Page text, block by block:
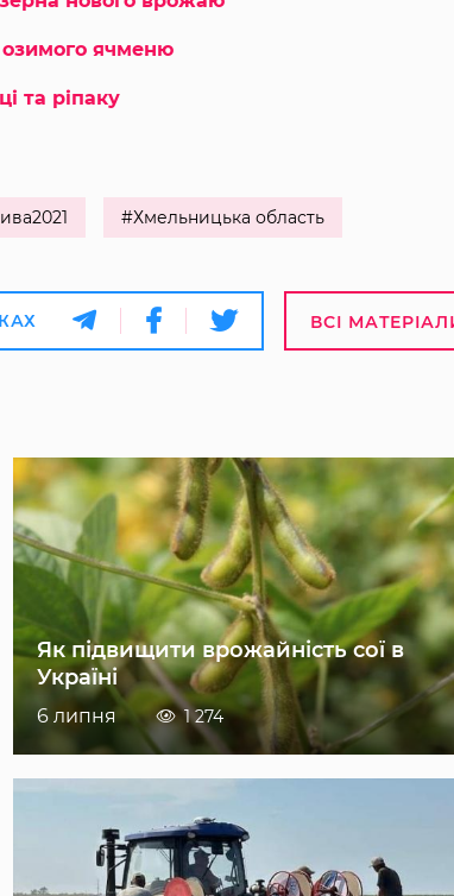
озимого ячменю
та ріпаку
#Хмельницька область
ВСІ
Як підвищити врожайність сої в
Україні
6 липня 1 274